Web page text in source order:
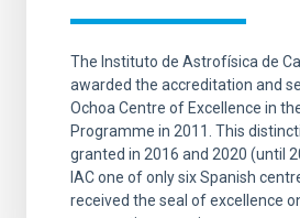
The Instituto de Astrofísica de
awarded the accreditation and
Ochoa Centre of Excellence in
Programme in 2011. This
granted in 2016 and 2020 (until
IAC one of only six Spanish
received the seal of excellence